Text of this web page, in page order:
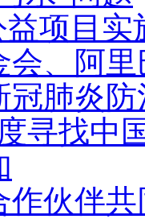
益项目
会、阿
冠肺炎
寻找中
作伙伴